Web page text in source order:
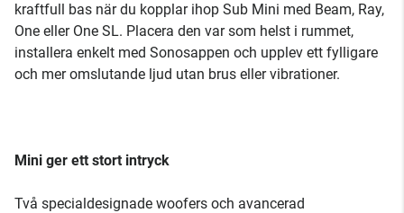
kraftfull bas när du kopplar ihop Sub Mini med Beam, Ray,
One eller One SL. Placera den var som helst i rummet,
installera enkelt med Sonosappen och upplev ett fylligare
och mer omslutande ljud utan brus eller vibrationer.
Mini ger ett stort intryck
Två specialdesignade woofers och avancerad